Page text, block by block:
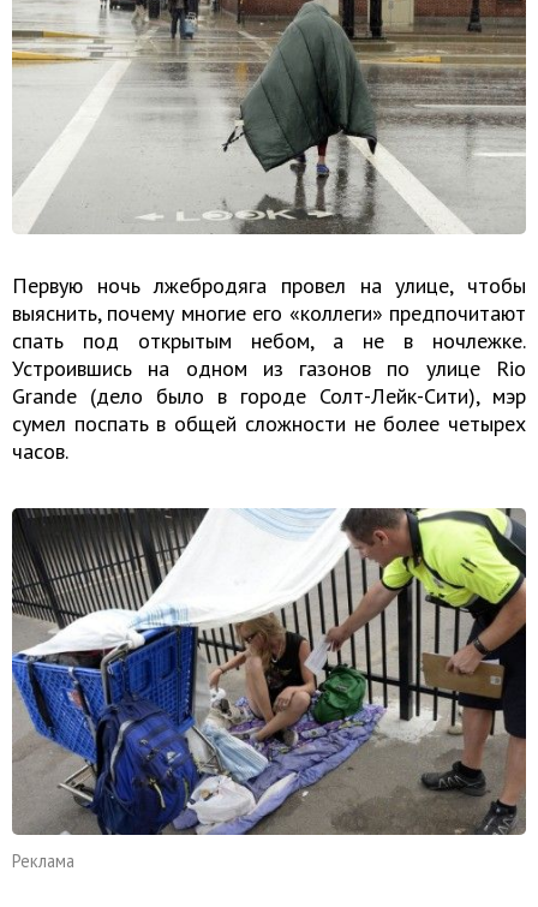
Первую ночь лжебродяга провел на улице, чтобы
выяснить, почему многие его «коллеги» предпочитают
спать под открытым небом, а не в ночлежке.
Устроившись на одном из газонов по улице Rio
Grande (дело было в городе Солт-Лейк-Сити), мэр
сумел поспать в общей сложности не более четырех
часов.
Реклама